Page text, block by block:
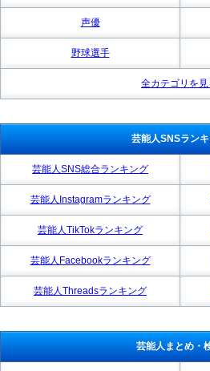
声優
野球選手
全カテゴリを見
芸能人SNSラン
芸能人SNS総合ランキング
芸能人Instagramランキング
芸能人TikTokランキング
芸能人Facebookランキング
芸能人Threadsランキング
芸能人まとめ・